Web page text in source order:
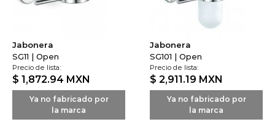
Jabonera
SG11 | Open
Precio de lista:
$ 1,872.94 MXN
Ya no fabricado por
la marca
Jabonera
SG101 | Open
Precio de lista:
$ 2,911.19 MXN
Ya no fabricado por
la marca